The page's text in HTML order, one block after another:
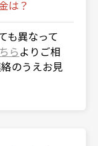
は？
も異なって
らよりご相
のうえお見